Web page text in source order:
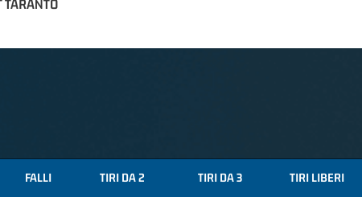
TARANTO
FALLI TIRI DA 2 TIRI DA 3 TIRI LIBERI